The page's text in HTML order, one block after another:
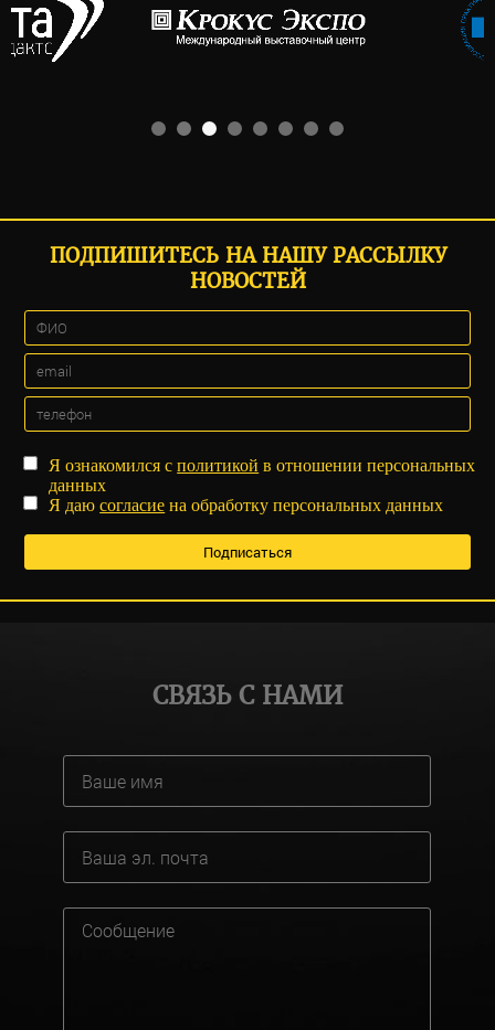
ПОДПИШИТЕСЬ НА НАШУ РАССЫЛКУ
НОВОСТЕЙ
Я ознакомился сполитикой в отношении персональных
данных
Я даюсогласие на обработку персональных данных
СВЯЗЬ С НАМИ